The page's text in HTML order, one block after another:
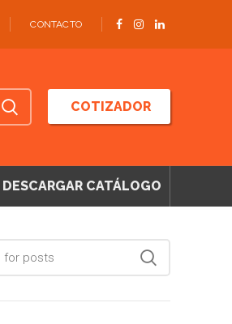
CONTACTO
COTIZADOR
DESCARGAR CATÁLOGO